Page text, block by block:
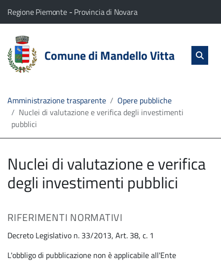
Home
Servizi
L'Amministrazione
Linea
diretta
Il comune di Mandello Vitta appartiene a:
Regione Piemonte (Apre il link in una nuova scheda)
- Provincia di Novara(Apre il link in una nuova
Comune di Mandello Vitta salta
Amministrazione trasparente
Opere pubbliche
Nuclei di valutazione e verifica degli investimenti
pubblici
Nuclei di valutazione e verifica
degli investimenti pubblici
RIFERIMENTI NORMATIVI
Decreto Legislativo n. 33/2013, Art. 38, c. 1
L'obbligo di pubblicazione non è applicabile all'Ente